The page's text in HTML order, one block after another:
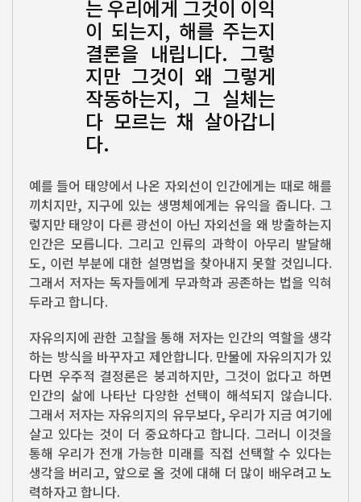
는 우리에게 그것이 이익
이 되는지, 해를 주는지
결론을 내립니다. 그렇
지만 그것이 왜 그렇게
작동하는지, 그 실체는
다 모르는 채 살아갑니
다.
예를 들어 태양에서 나온 자외선이 인간에게는 때로 해를
끼치지만, 지구에 있는 생명체에게는 유익을 줍니다. 그
렇지만 태양이 다른 광선이 아닌 자외선을 왜 방출하는지
인간은 모릅니다. 그리고 인류의 과학이 아무리 발달해
도, 이런 부분에 대한 설명법을 찾아내지 못할 것입니다.
그래서 저자는 독자들에게 무과학과 공존하는 법을 익혀
두라고 합니다.
자유의지에 관한 고찰을 통해 저자는 인간의 역할을 생각
하는 방식을 바꾸자고 제안합니다. 만물에 자유의지가 있
다면 우주적 결정론은 붕괴하지만, 그것이 없다고 하면
인간의 삶에 나타난 다양한 선택이 해석되지 않습니다.
그래서 저자는 자유의지의 유무보다, 우리가 지금 여기에
살고 있다는 것이 더 중요하다고 합니다. 그러니 이것을
통해 우리가 전개 가능한 미래를 직접 선택할 수 있다는
생각을 버리고, 앞으로 올 것에 대해 더 많이 배우려고 노
력하자고 합니다.